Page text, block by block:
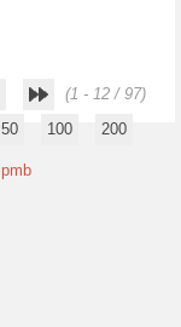
(1 - 12 / 97)
50 100 200
pmb